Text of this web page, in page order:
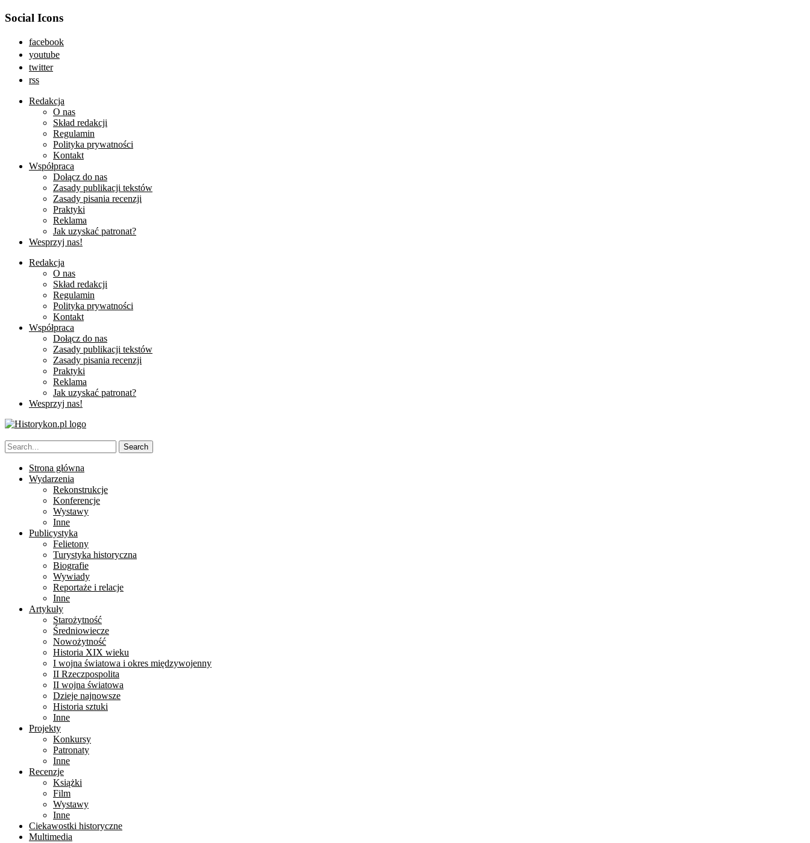
Social Icons
facebook
youtube
twitter
rss
Redakcja
O nas
Skład redakcji
Regulamin
Polityka prywatności
Kontakt
Współpraca
Dołącz do nas
Zasady publikacji tekstów
Zasady pisania recenzji
Praktyki
Reklama
Jak uzyskać patronat?
Wesprzyj nas!
Redakcja
O nas
Skład redakcji
Regulamin
Polityka prywatności
Kontakt
Współpraca
Dołącz do nas
Zasady publikacji tekstów
Zasady pisania recenzji
Praktyki
Reklama
Jak uzyskać patronat?
Wesprzyj nas!
Strona główna
Wydarzenia
Rekonstrukcje
Konferencje
Wystawy
Inne
Publicystyka
Felietony
Turystyka historyczna
Biografie
Wywiady
Reportaże i relacje
Inne
Artykuły
Starożytność
Średniowiecze
Nowożytność
Historia XIX wieku
I wojna światowa i okres międzywojenny
II Rzeczpospolita
II wojna światowa
Dzieje najnowsze
Historia sztuki
Inne
Projekty
Konkursy
Patronaty
Inne
Recenzje
Książki
Film
Wystawy
Inne
Ciekawostki historyczne
Multimedia